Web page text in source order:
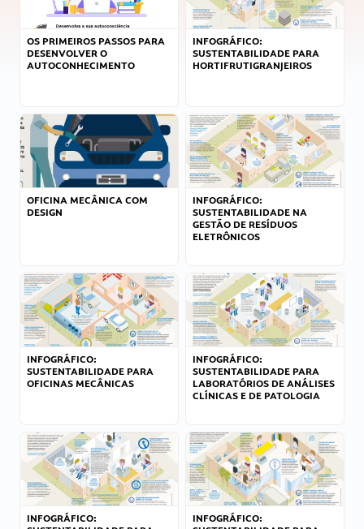
OS PRIMEIROS PASSOS PARA
DESENVOLVER O
AUTOCONHECIMENTO
INFOGRÁFICO:
SUSTENTABILIDADE PARA
HORTIFRUTIGRANJEIROS
OFICINA MECÂNICA COM
DESIGN
INFOGRÁFICO:
SUSTENTABILIDADE NA
GESTÃO DE RESÍDUOS
ELETRÔNICOS
INFOGRÁFICO:
SUSTENTABILIDADE PARA
OFICINAS MECÂNICAS
INFOGRÁFICO:
SUSTENTABILIDADE PARA
LABORATÓRIOS DE ANÁLISES
CLÍNICAS E DE PATOLOGIA
INFOGRÁFICO:
INFOGRÁFICO: